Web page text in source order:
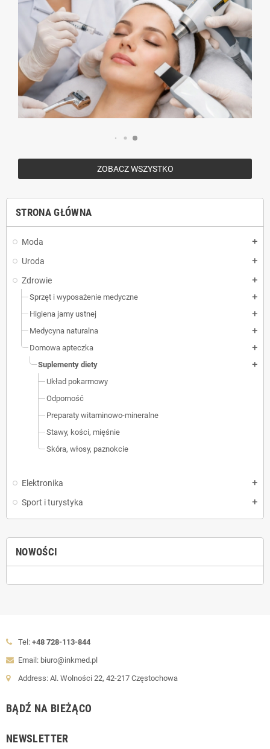
ZOBACZ WSZYSTKO
STRONA GŁÓWNA
Moda add
Uroda add
Zdrowie add
Sprzęt i wyposażenie medyczne add
Higiena jamy ustnej add
Medycyna naturalna add
Domowa apteczka add
Suplementy diety add
Układ pokarmowy
Odporność
Preparaty witaminowo-mineralne
Stawy, kości, mięśnie
Skóra, włosy, paznokcie
Elektronika add
Sport i turystyka add
NOWOŚCI
Tel: +48 728-113-844
Email: biuro@inkmed.pl
Address: Al. Wolności 22, 42-217 Częstochowa
BĄDŹ NA BIEŻĄCO
NEWSLETTER